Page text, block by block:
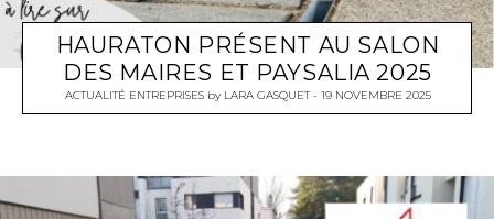
HAURATON PRÉSENT AU SALON
DES MAIRES ET PAYSALIA 2025
ACTUALITÉ ENTREPRISESby LARA GASQUET 19 NOVEMBRE 2025